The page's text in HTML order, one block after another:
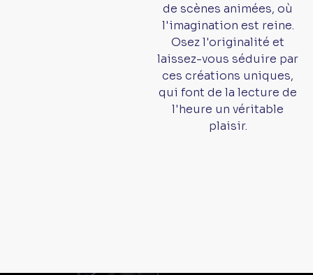
de scènes animées, où
l'imagination est reine.
Osez l'originalité et
laissez-vous séduire par
ces créations uniques,
qui font de la lecture de
l'heure un véritable
plaisir.